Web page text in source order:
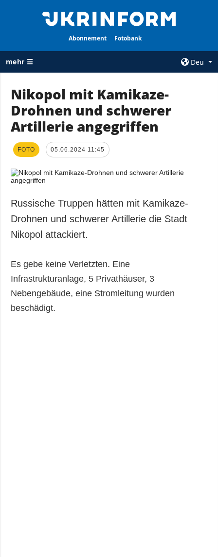
Abonnement Fotobank
mehr ☰
Deu
ALLE
RUBRIKEN
Krieg
Wiederaufbau
Politik
Militär
Gesellschaft und
Kultur
Kriminalität
Notstand und
Notfälle
AGENTUR
Über uns
Politik zur
personenbezogener
Daten
ZUSÄTZLICH
Nikopol mit Kamikaze-
Drohnen und schwerer
Artillerie angegriffen
FOTO 05.06.2024 11:45
Russische Truppen hätten mit Kamikaze-
Drohnen und schwerer Artillerie die Stadt
Nikopol attackiert.
Es gebe keine Verletzten. Eine
Infrastrukturanlage, 5 Privathäuser, 3
Nebengebäude, eine Stromleitung wurden
beschädigt.